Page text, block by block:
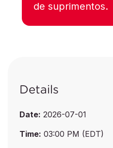
de suprimentos.
Details
Date: 2026-07-01
Time: 03:00 PM (EDT)